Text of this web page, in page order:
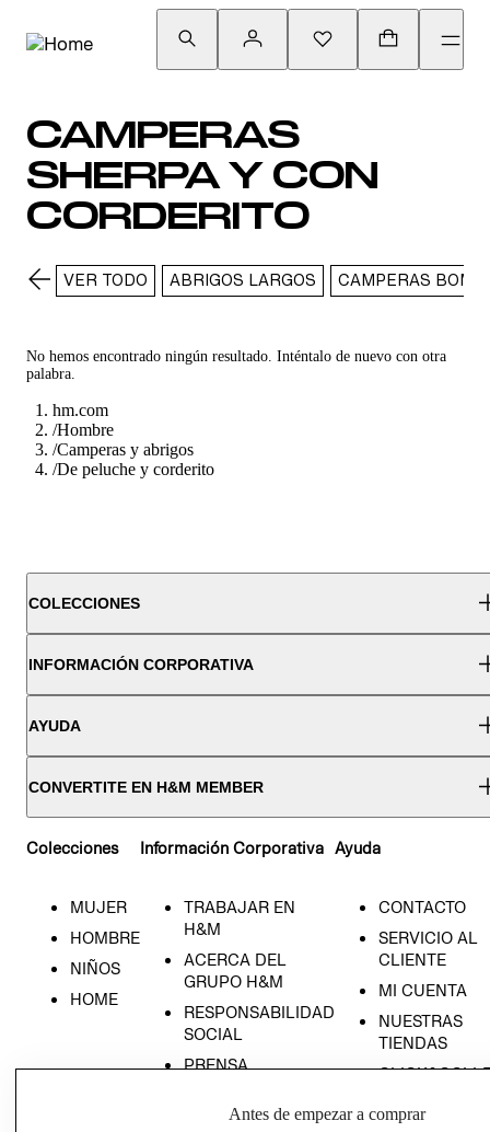
CAMPERAS
SHERPA Y CON
CORDERITO
VER TODO ABRIGOS LARGOS CAMPERAS
No hemos encontrado ningún resultado. Inténtalo de nuevo con otra
palabra.
hm.com
/Hombre
/Camperas y abrigos
/De peluche y corderito
COLECCIONES
INFORMACIÓN CORPORATIVA
AYUDA
CONVERTITE EN H&M MEMBER
Colecciones
MUJER
HOMBRE
NIÑOS
HOME
Información Corporativa
TRABAJAR EN
H&M
ACERCA DEL
GRUPO H&M
RESPONSABILIDAD
SOCIAL
PRENSA
INVERSIONISTAS
Ayuda
CONTACTO
SERVICIO AL
CLIENTE
MI CUENTA
NUESTRAS
TIENDAS
TIENDA
Antes de empezar a comprar